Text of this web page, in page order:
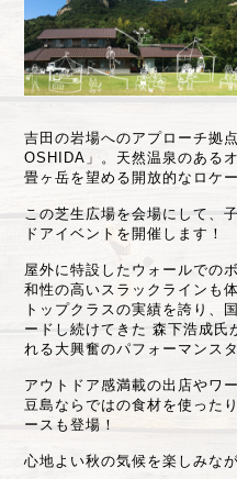
吉田の岩場へのアプローチ拠
OSHIDA」。天然温泉のある
畳ヶ岳を望める開放的なロケ
この芝生広場を会場にして、
ドアイベントを開催します！
屋外に特設したウォールでの
和性の高いスラックラインも
トップクラスの実績を誇り、
ードし続けてきた 森下浩成氏
れる大興奮のパフォーマンス
アウトドア感満載の出店やワ
豆島ならではの食材を使った
ースも登場！
心地よい秋の気候を楽しみな